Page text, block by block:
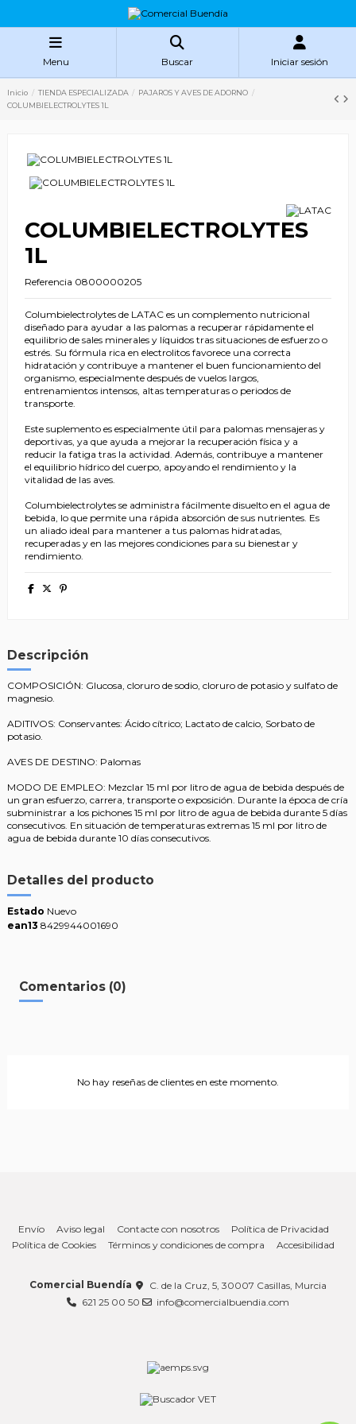
Menu Buscar Iniciar sesión
Inicio TIENDA ESPECIALIZADA
PAJAROS Y AVES DE ADORNO
COLUMBIELECTROLYTES 1L
COLUMBIELECTROLYTES
1L
Referencia 0800000205
Columbielectrolytes de LATAC es un complemento nutricional
diseñado para ayudar a las palomas a recuperar rápidamente el
equilibrio de sales minerales y líquidos tras situaciones de esfuerzo o
estrés. Su fórmula rica en electrolitos favorece una correcta
hidratación y contribuye a mantener el buen funcionamiento del
organismo, especialmente después de vuelos largos,
entrenamientos intensos, altas temperaturas o periodos de
transporte.
Este suplemento es especialmente útil para palomas mensajeras y
deportivas, ya que ayuda a mejorar la recuperación física y a
reducir la fatiga tras la actividad. Además, contribuye a mantener
el equilibrio hídrico del cuerpo, apoyando el rendimiento y la
vitalidad de las aves.
Columbielectrolytes se administra fácilmente disuelto en el agua de
bebida, lo que permite una rápida absorción de sus nutrientes. Es
un aliado ideal para mantener a tus palomas hidratadas,
recuperadas y en las mejores condiciones para su bienestar y
rendimiento.
Descripción
COMPOSICIÓN: Glucosa, cloruro de sodio, cloruro de potasio y sulfato de
magnesio.
ADITIVOS: Conservantes: Ácido cítrico; Lactato de calcio, Sorbato de
potasio.
AVES DE DESTINO: Palomas
MODO DE EMPLEO: Mezclar 15 ml por litro de agua de bebida después de
un gran esfuerzo, carrera, transporte o exposición. Durante la época de cría
subministrar a los pichones 15 ml por litro de agua de bebida durante 5 días
consecutivos. En situación de temperaturas extremas 15 ml por litro de
agua de bebida durante 10 días consecutivos.
Detalles del producto
Estado Nuevo
ean13 8429944001690
Comentarios (0)
No hay reseñas de clientes en este momento.
Envío Aviso legal Contacte con nosotros
Política de Privacidad
Política de Cookies
Términos y condiciones de compra Accesibilidad
Comercial Buendía
C. de la Cruz, 5, 30007 Casillas, Murcia
621 25 00 50
info@comercialbuendia.com